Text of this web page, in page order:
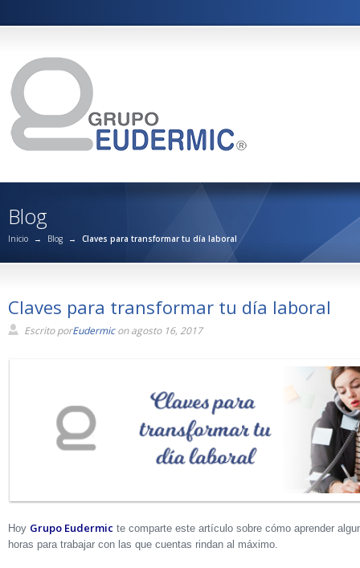
Blog
Inicio → Blog → Claves para transformar tu día laboral
Claves para transformar tu día laboral
Escrito porEudermicon agosto 16, 2017
Hoy Grupo Eudermic te comparte este artículo sobre cómo aprender
horas para trabajar con las que cuentas rindan al máximo.